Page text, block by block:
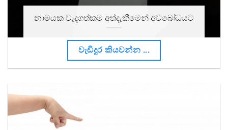
නාමයක වැදගත්කම අත්දැකීමෙන් අවබෝධයට
වැඩිදුර කියවන්න ...